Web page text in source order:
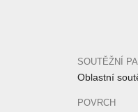
SOUTĚŽNÍ
Oblastní
POVRCH